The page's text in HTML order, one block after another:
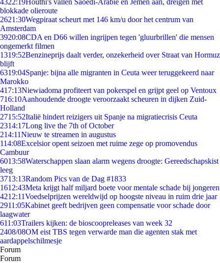
4322:19Houthi's vallen Saoedi-Arabië en Jemen aan, dreigen met
blokkade olieroute
2621:30Wegpiraat scheurt met 146 km/u door het centrum van
Amsterdam
3920:08CDA en D66 willen ingrijpen tegen 'gluurbrillen' die mensen
ongemerkt filmen
1319:52Benzineprijs daalt verder, onzekerheid over Straat van Hormuz
blijft
6319:04Spanje: bijna alle migranten in Ceuta weer teruggekeerd naar
Marokko
417:13Niewiadoma profiteert van pokerspel en grijpt geel op Ventoux
716:10Aanhoudende droogte veroorzaakt scheuren in dijken Zuid-
Holland
2715:52Italië hindert reizigers uit Spanje na migratiecrisis Ceuta
2314:17Long live the 7th of October
214:11Nieuw te streamen in augustus
114:08Excelsior opent seizoen met ruime zege op promovendus
Cambuur
6013:58Waterschappen slaan alarm wegens droogte: Gereedschapskist
leeg
3713:13Random Pics van de Dag #1833
1612:43Meta krijgt half miljard boete voor mentale schade bij jongeren
4212:11Voedselprijzen wereldwijd op hoogste niveau in ruim drie jaar
2911:05Kabinet geeft bedrijven geen compensatie voor schade door
laagwater
611:03Trailers kijken: de bioscoopreleases van week 32
2408/08OM eist TBS tegen verwarde man die agenten stak met
aardappelschilmesje
Forum
Forum